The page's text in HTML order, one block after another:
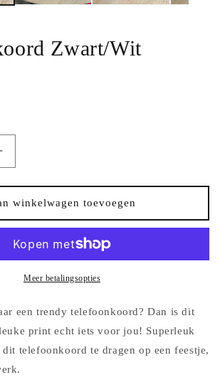
Zwart/Wit
Wit
winkelwagen toevoegen
Meer betalingsopties
een trendy telefoonkoord? Dan is dit
print echt iets voor jou! Superleuk
telefoonkoord te dragen op een feestje,